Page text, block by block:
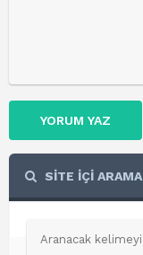
YORUM YAZ
SİTE İÇİ ARAMA